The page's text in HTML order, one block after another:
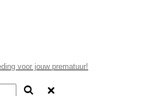
voor jouw prematuur!